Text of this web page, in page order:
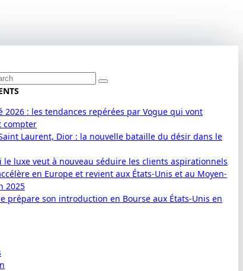
2026 : les tendances repérées par Vogue qui vont
compter
Laurent, Dior : la nouvelle bataille du désir dans le
le luxe veut à nouveau séduire les clients aspirationnels
en Europe et revient aux États-Unis et au Moyen-
2025
prépare son introduction en Bourse aux États-Unis en